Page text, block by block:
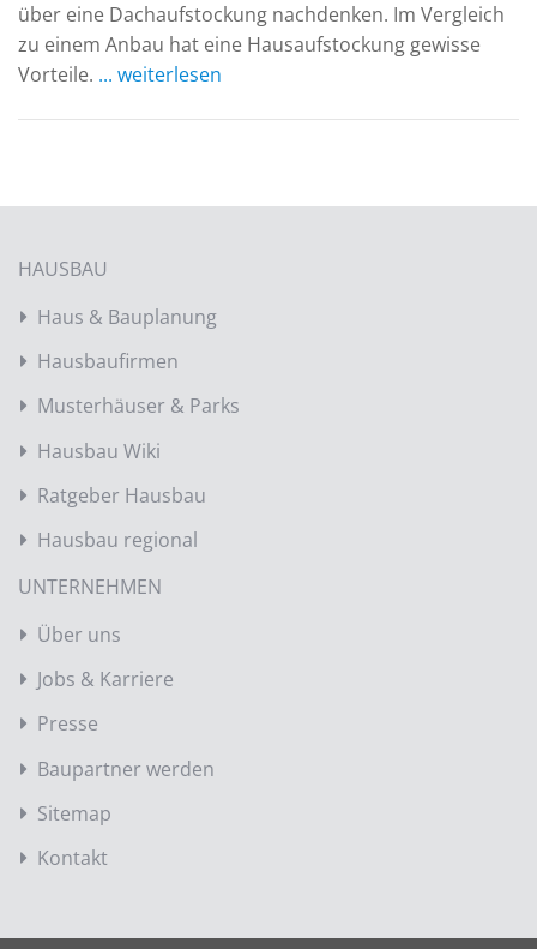
über eine Dachaufstockung nachdenken. Im Vergleich
zu einem Anbau hat eine Hausaufstockung gewisse
Vorteile. ... weiterlesen
HAUSBAU
Haus & Bauplanung
Hausbaufirmen
Musterhäuser & Parks
Hausbau Wiki
Ratgeber Hausbau
Hausbau regional
UNTERNEHMEN
Über uns
Jobs & Karriere
Presse
Baupartner werden
Sitemap
Kontakt